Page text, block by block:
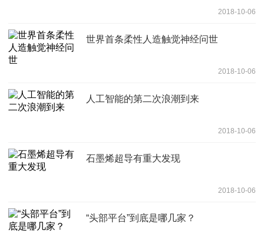
2018-10-06
世界首条柔性人造触觉神经问世
2018-10-06
人工智能的第二次浪潮到来
2018-10-06
石墨烯超导有重大发现
2018-10-06
“头部平台”到底是哪几家？